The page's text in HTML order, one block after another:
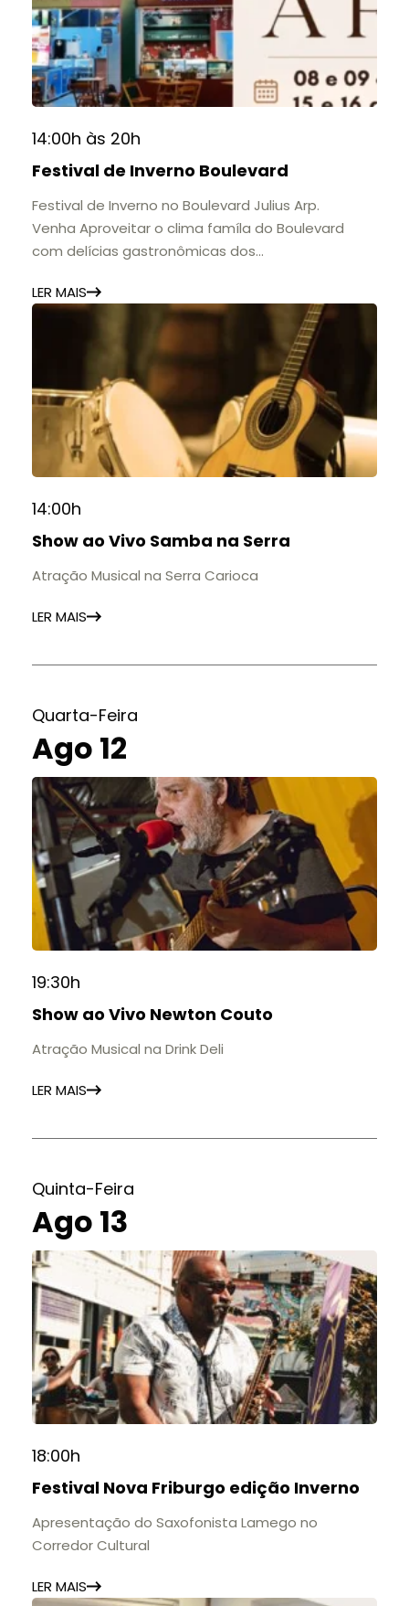
14:00h às 20h
Festival de Inverno Boulevard
Festival de Inverno no Boulevard Julius Arp.
Venha Aproveitar o clima famíla do Boulevard
com delícias gastronômicas dos
LER MAIS
14:00h
Show ao Vivo Samba na Serra
Atração Musical na Serra Carioca
LER MAIS
Quarta-Feira
Ago 12
19:30h
Show ao Vivo Newton Couto
Atração Musical na Drink Deli
LER MAIS
Quinta-Feira
Ago 13
18:00h
Festival Nova Friburgo edição Inverno
Apresentação do Saxofonista Lamego no
Corredor Cultural
LER MAIS